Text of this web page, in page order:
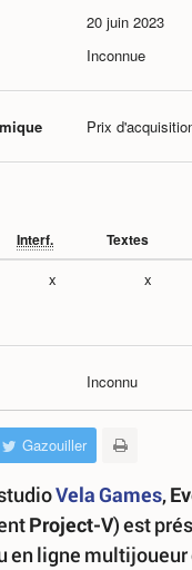
20 juin 2023
Inconnue
Prix
Interf. Textes
x x
Inconnu
Gazouiller
Vela Games,
Project-V) est
en ligne